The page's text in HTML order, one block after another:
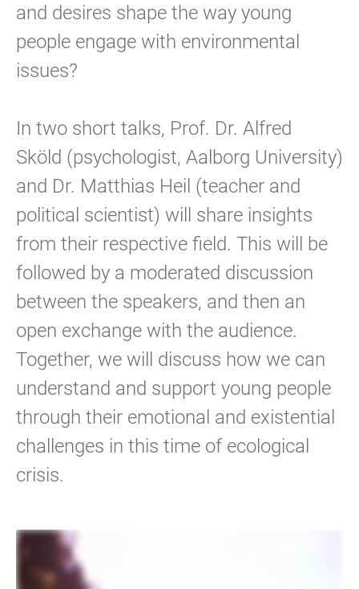
and desires shape the way young
people engage with environmental
issues?
In two short talks, Prof. Dr. Alfred
Sköld (psychologist, Aalborg University)
and Dr. Matthias Heil (teacher and
political scientist) will share insights
from their respective field. This will be
followed by a moderated discussion
between the speakers, and then an
open exchange with the audience.
Together, we will discuss how we can
understand and support young people
through their emotional and existential
challenges in this time of ecological
crisis.